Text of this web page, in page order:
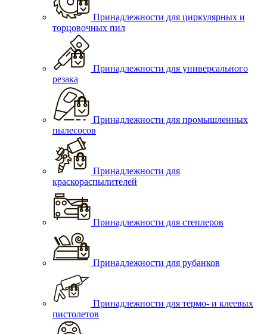
Принадлежности для циркулярных и
торцовочных пил
Принадлежности для универсального
резака
Принадлежности для промышленных
пылесосов
Принадлежности для
краскораспылителей
Принадлежности для степлеров
Принадлежности для рубанков
Принадлежности для термо- и клеевых
пистолетов